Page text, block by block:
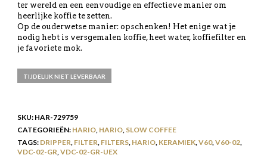
ter wereld en een eenvoudige en effectieve manier om
heerlijke koffie te zetten.
Op de ouderwetse manier: opschenken! Het enige wat je
nodig hebt is versgemalen koffie, heet water, koffiefilter en
je favoriete mok.
TIJDELIJK NIET LEVERBAAR
SKU: HAR-729759
CATEGORIEËN: HARIO, HARIO, SLOW COFFEE
TAGS: DRIPPER, FILTER, FILTERS, HARIO, KERAMIEK,V60,V60-02,
VDC-02-GR,VDC-02-GR-UEX